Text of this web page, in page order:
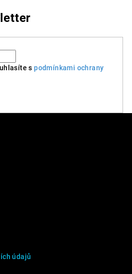
spodmínkami ochrany
údajů